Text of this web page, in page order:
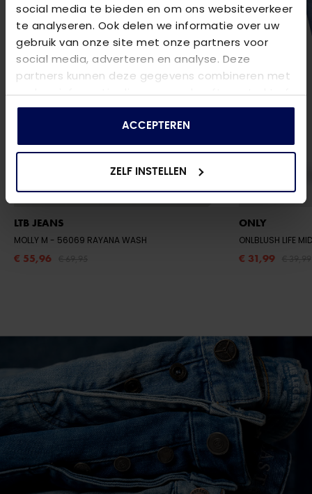
social media te bieden en om ons websiteverkeer
te analyseren. Ook delen we informatie over uw
gebruik van onze site met onze partners voor
social media, adverteren en analyse. Deze
partners kunnen deze gegevens combineren met
andere informatie die u aan ze heeft verstrekt of
die ze hebben verzameld op basis van uw gebruik
ACCEPTEREN
ZELF INSTELLEN
LTB JEANS
MOLLY M - 56069 RAYANA WASH
€ 55,96
ONLY
€ 31,99